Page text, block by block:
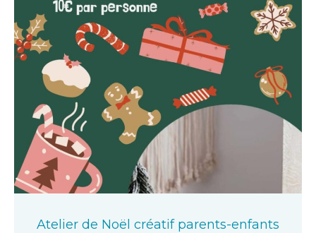
Atelier de Noël créatif parents-enfants